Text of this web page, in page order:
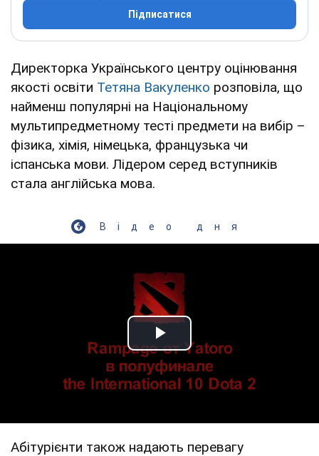
Підписатися
Директорка Українського центру оцінювання
якості освіти Тетяна Вакуленко розповіла, що
найменш популярні на Національному
мультипредметному тесті предмети на вибір –
фізика, хімія, німецька, французька чи
іспанська мови. Лідером серед вступників
стала англійська мова.
Відео дня
Play Video
Абітурієнти також надають перевагу